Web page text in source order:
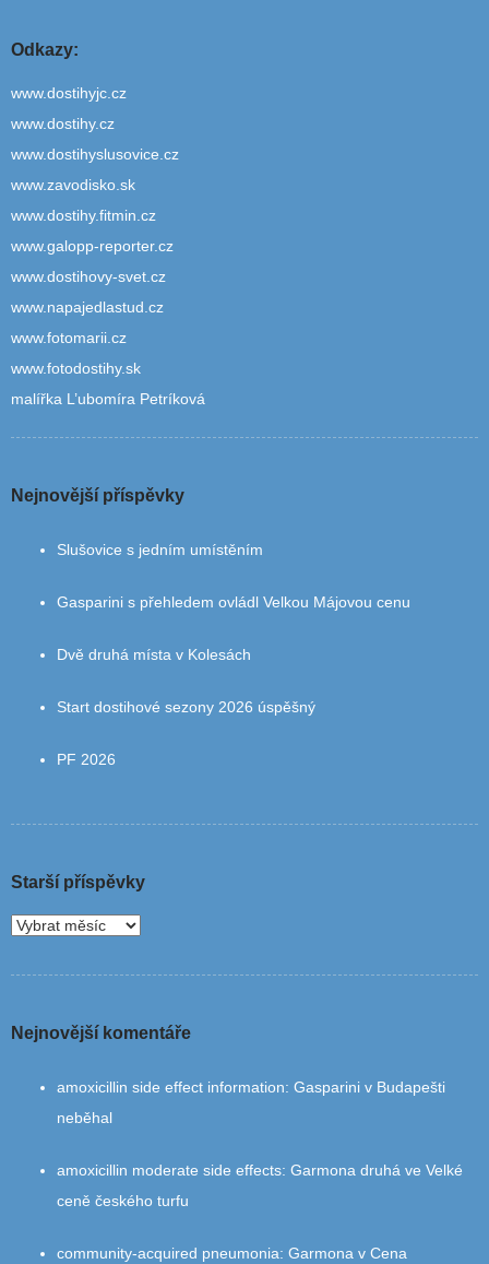
Odkazy:
www.dostihyjc.cz
www.dostihy.cz
www.dostihyslusovice.cz
www.zavodisko.sk
www.dostihy.fitmin.cz
www.galopp-reporter.cz
www.dostihovy-svet.cz
www.napajedlastud.cz
www.fotomarii.cz
www.fotodostihy.sk
malířka L’ubomíra Petríková
Nejnovější příspěvky
Slušovice s jedním umístěním
Gasparini s přehledem ovládl Velkou Májovou cenu
Dvě druhá místa v Kolesách
Start dostihové sezony 2026 úspěšný
PF 2026
Starší příspěvky
Nejnovější komentáře
amoxicillin side effect information: Gasparini v Budapešti
neběhal
amoxicillin moderate side effects: Garmona druhá ve Velké
ceně českého turfu
community‑acquired pneumonia: Garmona v Cena